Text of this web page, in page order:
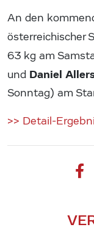
An den
österreichischer
63 kg am
und Daniel
Sonntag) am
>> Detail-